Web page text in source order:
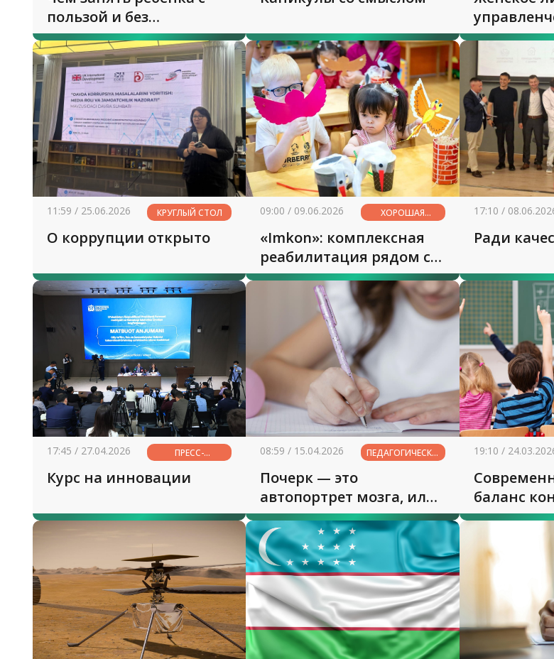
пользой и без
перегрузки
11:59 / 25.06.2026 КРУГЛЫЙ СТОЛ
О коррупции открыто
09:00 / 09.06.2026
ХОРОШАЯ
НОВОСТЬ
«Imkon»: комплексная
реабилитация рядом с
домом
17:10 /
Ради
17:45 / 27.04.2026
ПРЕСС-
КОНФЕРЕНЦИЯ
Курс на инновации
08:59 / 15.04.2026
ПЕДАГОГИЧЕСКИЕ
РАЗМЫШЛЕНИЯ
Почерк — это
автопортрет мозга, или
проблемы каллиграфии
в начальной школе
19:10 /
баланс
доверия